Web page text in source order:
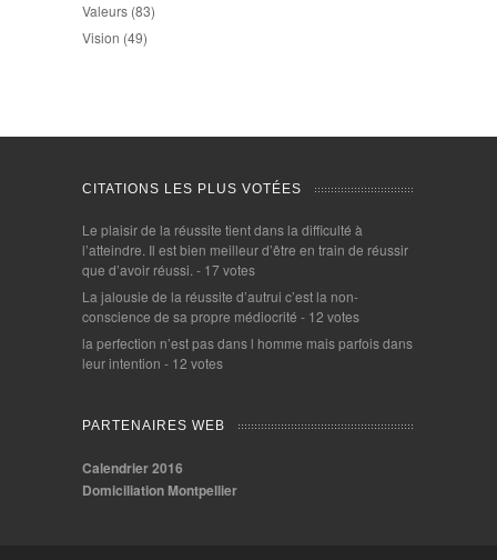
Valeurs (83)
Vision (49)
CITATIONS LES PLUS VOTÉES
Le plaisir de la réussite tient dans la difficulté à
l’atteindre. Il est bien meilleur d’être en train de réussir
que d’avoir réussi. - 17 votes
La jalousie de la réussite d’autrui c’est la non-
conscience de sa propre médiocrité - 12 votes
la perfection n’est pas dans l homme mais parfois dans
leur intention - 12 votes
PARTENAIRES WEB
Calendrier 2016
Domiciliation Montpellier